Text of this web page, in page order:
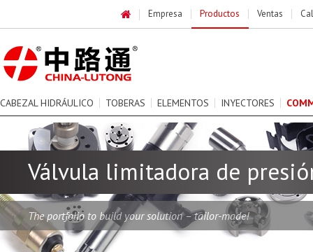
Válvula limitadora de
The portfolio to build your solution – tailor-made!
Empresa Productos Ventas
CABEZAL HIDRÁULICO TOBERAS ELEMENTOS INYECTORES